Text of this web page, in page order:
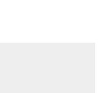
toàn diện,
nâng cao hiệu